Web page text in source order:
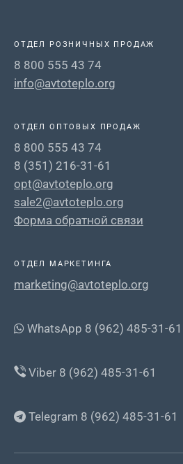
ОТДЕЛ РОЗНИЧНЫХ ПРОДАЖ
8 800 555 43 74
info@avtoteplo.org
ОТДЕЛ ОПТОВЫХ ПРОДАЖ
8 800 555 43 74
8 (351) 216-31-61
opt@avtoteplo.org
sale2@avtoteplo.org
Форма обратной связи
ОТДЕЛ МАРКЕТИНГА
marketing@avtoteplo.org
WhatsApp 8 (962) 485-31-61
Viber 8 (962) 485-31-61
Telegram 8 (962) 485-31-61